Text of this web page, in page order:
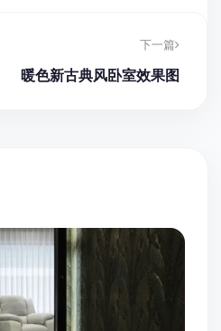
下一篇
暖色新古典风卧室效果图